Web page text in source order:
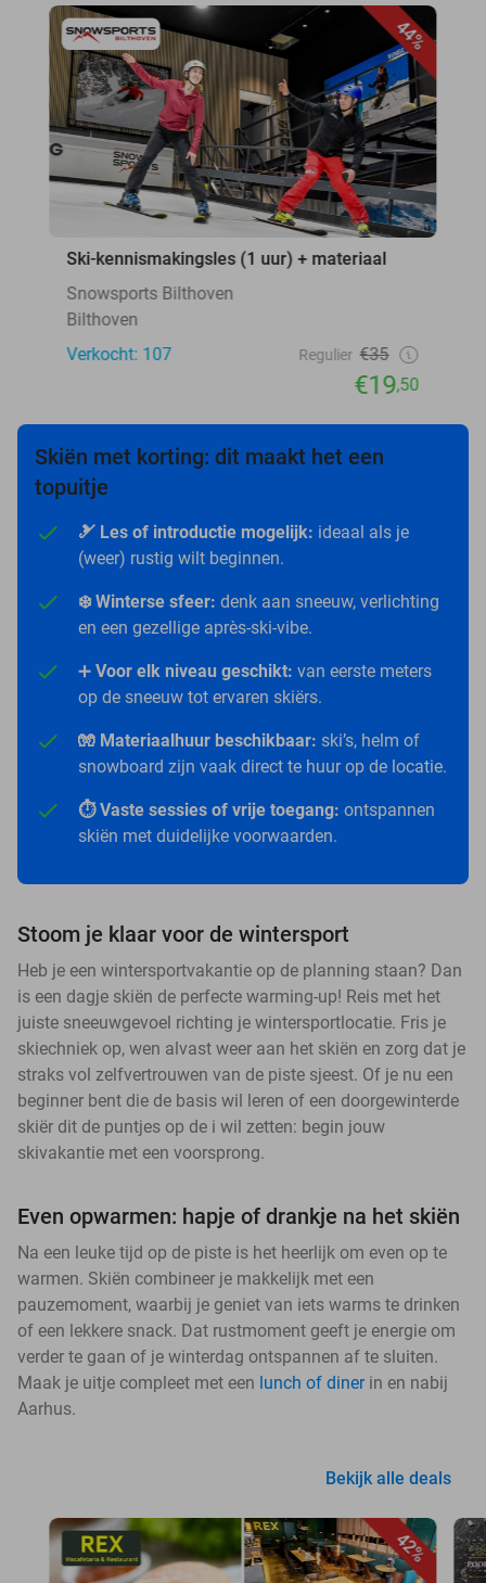
44%
Ski-kennismakingsles (1 uur) + materiaal
Snowsports Bilthoven
Bilthoven
Verkocht: 107
Regulier €35
€19,50
Skiën met korting: dit maakt het een
topuitje
🎿 Les of introductie mogelijk: ideaal als je
(weer) rustig wilt beginnen.
❄️ Winterse sfeer: denk aan sneeuw, verlichting
en een gezellige après-ski-vibe.
➕ Voor elk niveau geschikt: van eerste meters
op de sneeuw tot ervaren skiërs.
🧤 Materiaalhuur beschikbaar: ski’s, helm of
snowboard zijn vaak direct te huur op de locatie.
⏱️ Vaste sessies of vrije toegang: ontspannen
skiën met duidelijke voorwaarden.
Stoom je klaar voor de wintersport
Heb je een wintersportvakantie op de planning staan? Dan
is een dagje skiën de perfecte warming-up! Reis met het
juiste sneeuwgevoel richting je wintersportlocatie. Fris je
skiechniek op, wen alvast weer aan het skiën en zorg dat je
straks vol zelfvertrouwen van de piste sjeest. Of je nu een
beginner bent die de basis wil leren of een doorgewinterde
skiër dit de puntjes op de i wil zetten: begin jouw
skivakantie met een voorsprong.
Even opwarmen: hapje of drankje na het skiën
Na een leuke tijd op de piste is het heerlijk om even op te
warmen. Skiën combineer je makkelijk met een
pauzemoment, waarbij je geniet van iets warms te drinken
of een lekkere snack. Dat rustmoment geeft je energie om
verder te gaan of je winterdag ontspannen af te sluiten.
Maak je uitje compleet met een lunch of dinerin en nabij
Aarhus.
Bekijk alle deals
42%